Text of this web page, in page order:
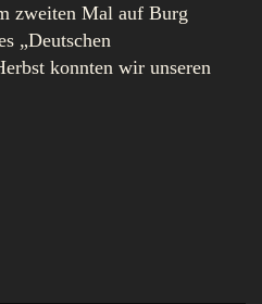
zweiten Mal auf Burg
„Deutschen
konnten wir unseren